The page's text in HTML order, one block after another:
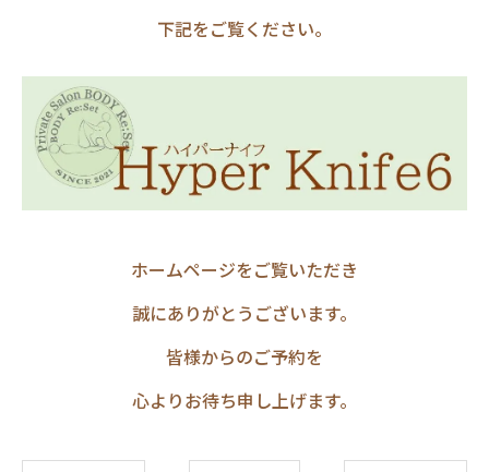
下記をご覧ください。
ホームページをご覧いただき
誠にありがとうございます。
皆様からのご予約を
心よりお待ち申し上げます。